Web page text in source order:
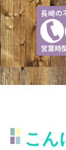
こん